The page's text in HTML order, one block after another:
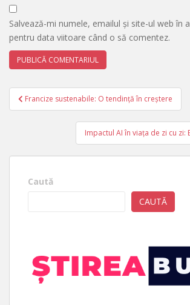
Salvează-mi numele, emailul și site-ul web în
pentru data viitoare când o să comentez.
Navigare
în
Francize sustenabile: O tendință în creștere
Impactul AI în viața de zi cu zi:
Caută
CAUTĂ